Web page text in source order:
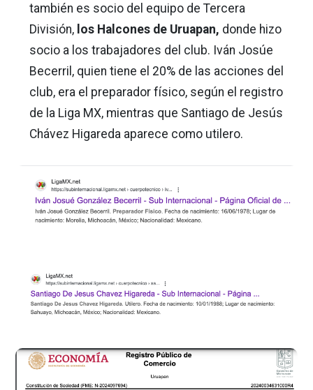
también es socio del equipo de Tercera
División, los Halcones de Uruapan, donde hizo
socio a los trabajadores del club. Iván Josúe
Becerril, quien tiene el 20% de las acciones del
club, era el preparador físico, según el registro
de la Liga MX, mientras que Santiago de Jesús
Chávez Higareda aparece como utilero.